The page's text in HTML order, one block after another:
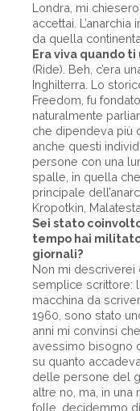
Londra, mi
accettai.
da quella
Era viva quando ti
(Ride). Beh, c’era
Inghilterra. Lo
Freedom, fu
naturalmente
che dipendeva più
anche questi
persone con una
spalle, in quella
principale
Kropotkin,
Sei stato
tempo hai
giornali?
Non mi descriverei
semplice scrittore:
macchina da
1960, sono stato
anni mi convinsi
avessimo bisogno
su quanto
delle persone del
altre no, ma, in una
folle, decidemmo